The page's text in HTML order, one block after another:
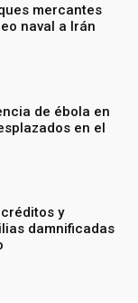
mercantes
naval a Irán
de ébola en
en el
y
damnificadas